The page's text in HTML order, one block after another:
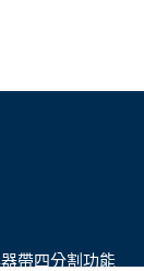
帶四分割功能